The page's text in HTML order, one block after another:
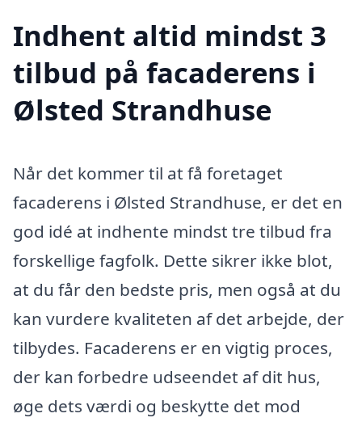
Indhent altid mindst 3
tilbud på facaderens i
Ølsted Strandhuse
Når det kommer til at få foretaget
facaderens i Ølsted Strandhuse, er det en
god idé at indhente mindst tre tilbud fra
forskellige fagfolk. Dette sikrer ikke blot,
at du får den bedste pris, men også at du
kan vurdere kvaliteten af det arbejde, der
tilbydes. Facaderens er en vigtig proces,
der kan forbedre udseendet af dit hus,
øge dets værdi og beskytte det mod